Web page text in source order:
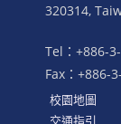
320314,
Tel：+886-
Fax：+886-
校園地圖
交通指引